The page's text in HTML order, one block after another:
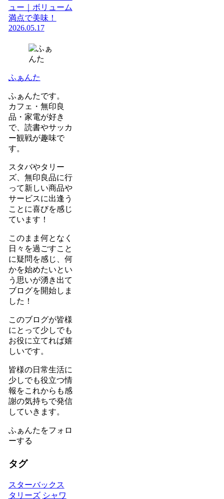
ュー｜ボリューム
満点で美味！
2026.05.17
ふぁんた
ふぁんたです。
カフェ・無印良
品・家電が好き
で、読書やサッカ
ー観戦が趣味で
す。
スタバやタリー
ズ、無印良品に行
って新しい商品や
サービスに出逢う
ことに喜びを感じ
ています！
このまま何となく
日々を過ごすこと
に疑問を感じ、何
かを始めたいとい
う思いが湧き出て
ブログを開始しま
した！
このブログが皆様
にとって少しでも
お役に立てれば嬉
しいです。
皆様の日常生活に
少しでも役立つ情
報をこれからも感
謝の気持ちで発信
していきます。
ふぁんたをフォロ
ーする
タグ
スターバックス
タリーズ シャワ